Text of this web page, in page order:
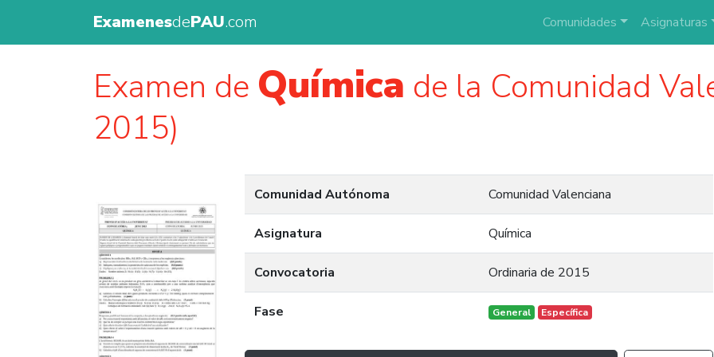
ExamenesdePAU.com Comunidades Asignaturas
Examen de Química de la Comunidad
2015)
Comunidad Autónoma Comunidad Valenciana
Asignatura Química
Convocatoria Ordinaria de 2015
Fase General Específica